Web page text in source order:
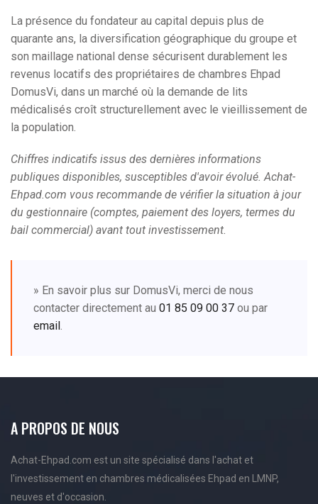
La présence du fondateur au capital depuis plus de
quarante ans, la diversification géographique du groupe et
son maillage national dense sécurisent durablement les
revenus locatifs des propriétaires de chambres Ehpad
DomusVi, dans un marché où la demande de lits
médicalisés croît structurellement avec le vieillissement de
la population.
Chiffres indicatifs issus des dernières informations
publiques disponibles, susceptibles d'avoir évolué. Achat-
Ehpad.com vous recommande de vérifier la situation à jour
du gestionnaire (comptes, paiement des loyers, termes du
bail commercial) avant tout investissement.
» En savoir plus sur DomusVi, merci de nous
contacter directement au 01 85 09 00 37 ou par
email
A PROPOS DE NOUS
Achat-Ehpad.com est un site spécialisé dans l'achat et
l'investissement en chambres médicalisées Ehpad en LMNP,
neuves et d'occasion.